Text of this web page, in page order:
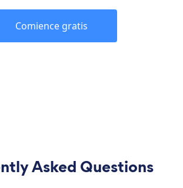
Comience gratis
Asked Questions